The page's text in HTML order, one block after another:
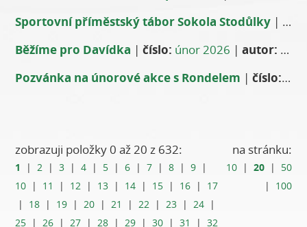
Sportovní příměstský tábor Sokola Stodůlky |
Běžíme pro Davídka |číslo: únor 2026 |autor:
Pozvánka na únorové akce s Rondelem |číslo:
zobrazuji položky 0 až 20 z 632:
1 | 2 |3 |4 | 5 |6 |7 |8 |9 |
10 | 11 | 12 | 13 | 14 | 15 | 16 | 17
| 18 | 19 | 20 | 21 | 22 | 23 | 24 |
25 | 26 | 27 | 28 | 29 |30 |31 |32
na stránku:
10| 20| 50
| 100